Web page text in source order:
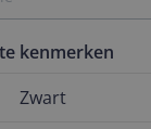
kenmerken
Zwart